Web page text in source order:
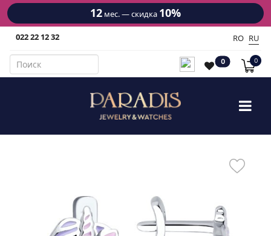
12 мес. — скидка 10%
022 22 12 32 RO RU
0 0